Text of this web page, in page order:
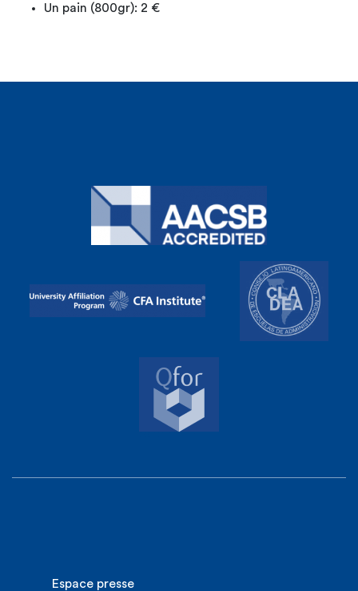
Un pain (800gr): 2 €
Espace presse